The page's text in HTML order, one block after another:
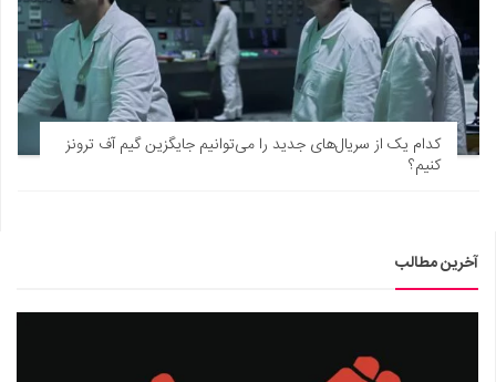
کدام یک از سریال‌های جدید را می‌توانیم جایگزین گیم آف ترونز
کنیم؟
آخرین مطالب